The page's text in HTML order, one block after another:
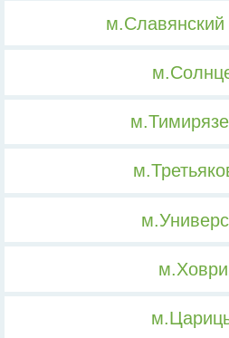
м.Славянский